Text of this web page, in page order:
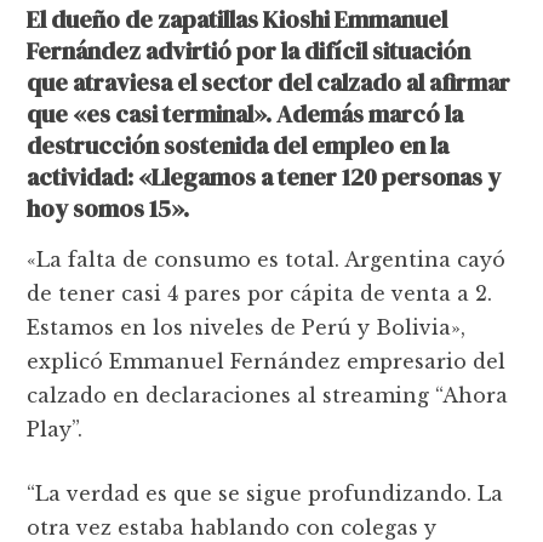
El dueño de zapatillas Kioshi Emmanuel
Fernández advirtió por la difícil situación
que atraviesa el sector del calzado al afirmar
que «es casi terminal». Además marcó la
destrucción sostenida del empleo en la
actividad: «Llegamos a tener 120 personas y
hoy somos 15».
«La falta de consumo es total. Argentina cayó
de tener casi 4 pares por cápita de venta a 2.
Estamos en los niveles de Perú y Bolivia»,
explicó Emmanuel Fernández empresario del
calzado en declaraciones al streaming “Ahora
Play”.
“La verdad es que se sigue profundizando. La
otra vez estaba hablando con colegas y